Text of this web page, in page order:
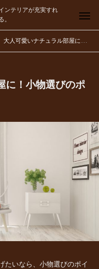
ンテリアが充実すれ
。
大人可愛いナチュラル部屋に！小物選びのポイントを大公開
に！小物選びのポ
たいなら、小物選びのポイ